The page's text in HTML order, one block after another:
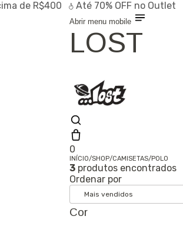
de R$400 Até70% OFFno Outlet
Abrir menu mobile
LOST
0
HOT
SALE
INÍCIO/SHOP/CAMISETAS/POLO
3 produtos encontrados
Ordenar por
Cor